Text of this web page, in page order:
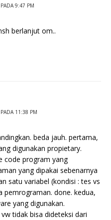
9:47 PM
berlanjut om..
11:38 PM
beda jauh. pertama,
digunakan propietary.
code program yang
yang dipakai sebenarnya
satu variabel (kondisi : tes vs
done. kedua,
yang digunakan.
tidak bisa dideteksi dari